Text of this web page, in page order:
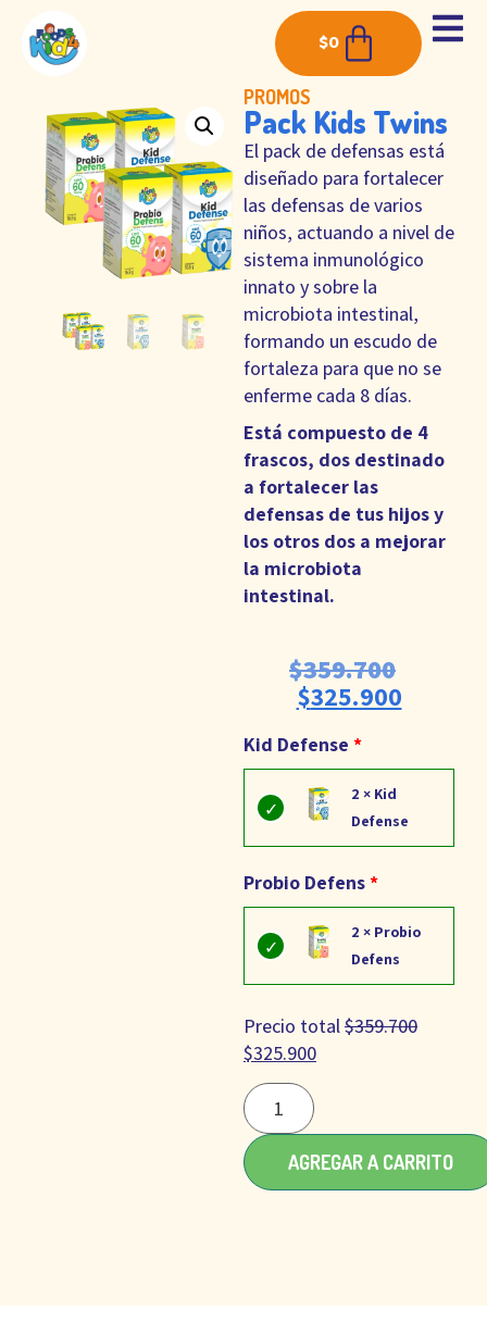
$0
PROMOS
Pack Kids Twins
El pack de defensas está
diseñado para fortalecer
las defensas de varios
niños, actuando a nivel de
sistema inmunológico
innato y sobre la
microbiota intestinal,
formando un escudo de
fortaleza para que no se
enferme cada 8 días.
Está compuesto de 4
frascos, dos destinado
a fortalecer las
defensas de tus hijos y
los otros dos a mejorar
la microbiota
intestinal.
$359.700
$325.900
Kid Defense
2 × Kid
Defense
Probio Defens
2 × Probio
Defens
Precio total$359.700
$325.900
AGREGAR A CARRITO